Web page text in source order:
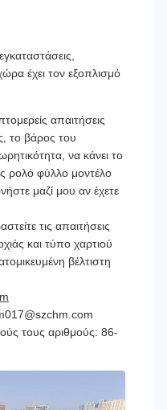
έχει τον εξοπλισμό
απαιτήσεις
το βάρος του
να κάνει το
ρολό φύλλο μοντέλο
μαζί μου αν έχετε
τις απαιτήσεις
και τύπο χαρτιού
βέλτιστη
τους αριθμούς: 86-